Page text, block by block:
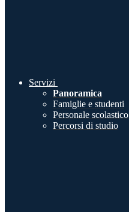
Servizi
Panoramica
Famiglie e studenti
Personale scolastico
Percorsi di studio